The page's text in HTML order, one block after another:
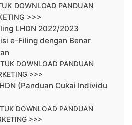
DOWNLOAD PANDUAN
>>>
LHDN 2022/2023
e-Filing dengan Benar
DOWNLOAD PANDUAN
>>>
(Panduan Cukai Individu
DOWNLOAD PANDUAN
>>>